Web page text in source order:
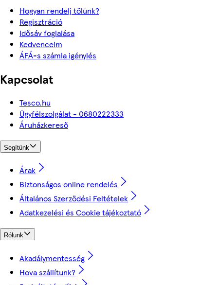
Hogyan rendelj tőlünk?
Regisztráció
Idősáv foglalása
Kedvenceim
ÁFÁ-s számla igénylés
Kapcsolat
Tesco.hu
Ügyfélszolgálat - 0680222333
Áruházkereső
Segítünk
Árak
Biztonságos online rendelés
Általános Szerződési Feltételek
Adatkezelési és Cookie tájékoztató
Rólunk
Akadálymentesség
Hova szállítunk?